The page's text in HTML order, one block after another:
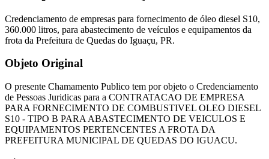
Credenciamento de empresas para fornecimento de óleo diesel S10,
360.000 litros, para abastecimento de veículos e equipamentos da
frota da Prefeitura de Quedas do Iguaçu, PR.
Objeto Original
O presente Chamamento Publico tem por objeto o Credenciamento
de Pessoas Juridicas para a CONTRATACAO DE EMPRESA
PARA FORNECIMENTO DE COMBUSTIVEL OLEO DIESEL
S10 - TIPO B PARA ABASTECIMENTO DE VEICULOS E
EQUIPAMENTOS PERTENCENTES A FROTA DA
PREFEITURA MUNICIPAL DE QUEDAS DO IGUACU.